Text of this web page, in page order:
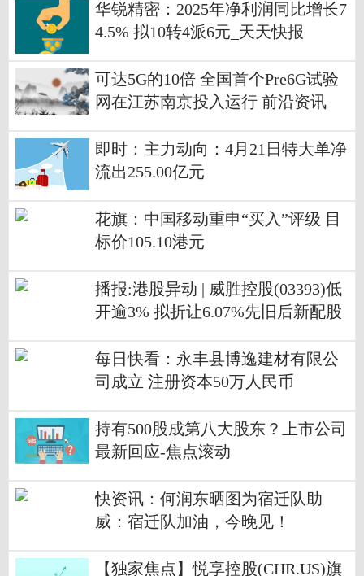
华锐精密：2025年净利润同比增长7
4.5% 拟10转4派6元_天天快报
可达5G的10倍 全国首个Pre6G试验
网在江苏南京投入运行 前沿资讯
即时：主力动向：4月21日特大单净
流出255.00亿元
花旗：中国移动重申“买入”评级 目
标价105.10港元
播报:港股异动 | 威胜控股(03393)低
开逾3% 拟折让6.07%先旧后新配股
每日快看：永丰县博逸建材有限公
司成立 注册资本50万人民币
持有500股成第八大股东？上市公司
最新回应-焦点滚动
快资讯：何润东晒图为宿迁队助
威：宿迁队加油，今晚见！
【独家焦点】悦享控股(CHR.US)旗